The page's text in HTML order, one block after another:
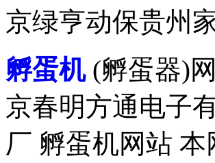
京绿亨动保贵州
孵蛋机(孵蛋器)
京春明方通电子
厂 孵蛋机网站